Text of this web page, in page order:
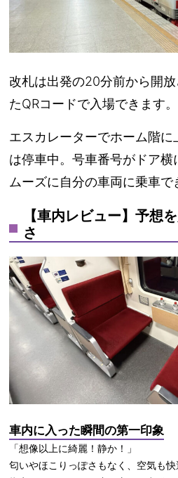
改札は出発の20分前から開放
たQRコードで入場できます。
エスカレーターでホーム階
は停車中。号車番号がドア横
ムーズに自分の車両に乗車で
【車内レビュー】予想
さ
車内に入った瞬間の第一印象
「想像以上に綺麗！静か！
」
匂いやほこりっぽさもなく、空気も快